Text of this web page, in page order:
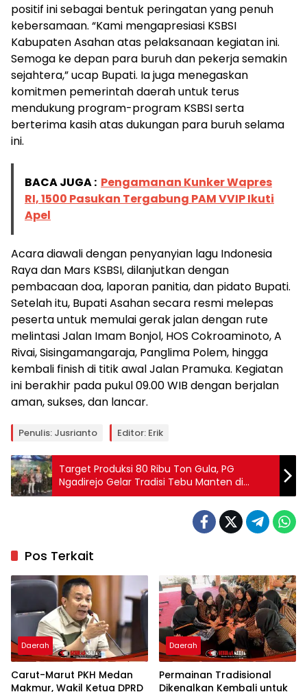
positif ini sebagai bentuk peringatan yang penuh
kebersamaan. “Kami mengapresiasi KSBSI
Kabupaten Asahan atas pelaksanaan kegiatan ini.
Semoga ke depan para buruh dan pekerja semakin
sejahtera,” ucap Bupati. Ia juga menegaskan
komitmen pemerintah daerah untuk terus
mendukung program-program KSBSI serta
berterima kasih atas dukungan para buruh selama
ini.
BACA JUGA : Pengamanan Kunker Wapres
RI, 1500 Pasukan Tergabung PAM VVIP Ikuti
Apel
Acara diawali dengan penyanyian lagu Indonesia
Raya dan Mars KSBSI, dilanjutkan dengan
pembacaan doa, laporan panitia, dan pidato Bupati.
Setelah itu, Bupati Asahan secara resmi melepas
peserta untuk memulai gerak jalan dengan rute
melintasi Jalan Imam Bonjol, HOS Cokroaminoto, A
Rivai, Sisingamangaraja, Panglima Polem, hingga
kembali finish di titik awal Jalan Pramuka. Kegiatan
ini berakhir pada pukul 09.00 WIB dengan berjalan
aman, sukses, dan lancar.
Penulis: Jusrianto Editor: Erik
Target Produksi 80 Ribu Ton Gula, PG
Ngadirejo Gelar Tradisi Tebu Manten di
Musim Giling 2026
Pos Terkait
Daerah
Carut-Marut PKH Medan
Makmur, Wakil Ketua DPRD
Daerah
Permainan Tradisional
Dikenalkan Kembali untuk